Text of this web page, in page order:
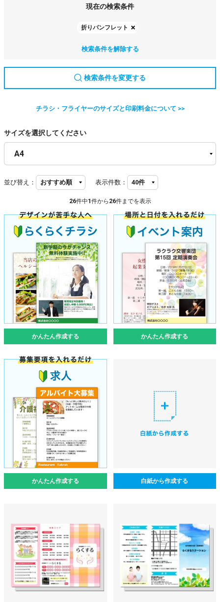
現在の検索条件
折りパンフレット
検索条件を解除する
検索条件を変更する
チラシ・フライヤーのサイズと印刷料金について >>
サイズを選択してください
並び替え： 表示件数：
26件中1 件から 26件までを表示
かんたん作成する かんたん作成する
かんたん作成する 白紙から作成する